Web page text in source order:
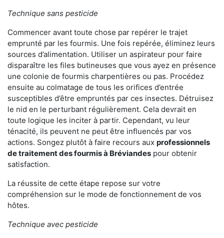
Technique sans pesticide
Commencer avant toute chose par repérer le trajet
emprunté par les fourmis. Une fois repérée, éliminez leurs
sources d’alimentation. Utiliser un aspirateur pour faire
disparaître les files butineuses que vous ayez en présence
une colonie de fourmis charpentières ou pas. Procédez
ensuite au colmatage de tous les orifices d’entrée
susceptibles d’être empruntés par ces insectes. Détruisez
le nid en le perturbant régulièrement. Cela devrait en
toute logique les inciter à partir. Cependant, vu leur
ténacité, ils peuvent ne peut être influencés par vos
actions. Songez plutôt à faire recours aux professionnels
de traitement des fourmis à Bréviandes pour obtenir
satisfaction.
La réussite de cette étape repose sur votre
compréhension sur le mode de fonctionnement de vos
hôtes.
Technique avec pesticide